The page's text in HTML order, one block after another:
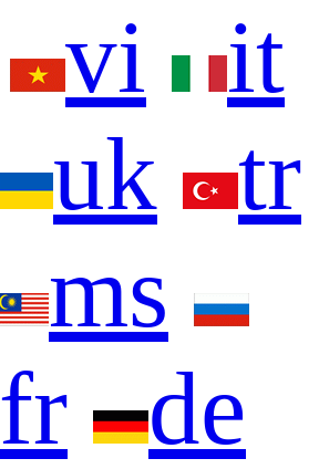
vi
it
uk
tr
ms
fr
de